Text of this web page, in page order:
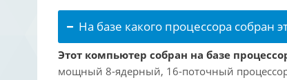
На базе какого процессора собран
Этот компьютер собран на базе
мощный 8-ядерный, 16-поточный процессор